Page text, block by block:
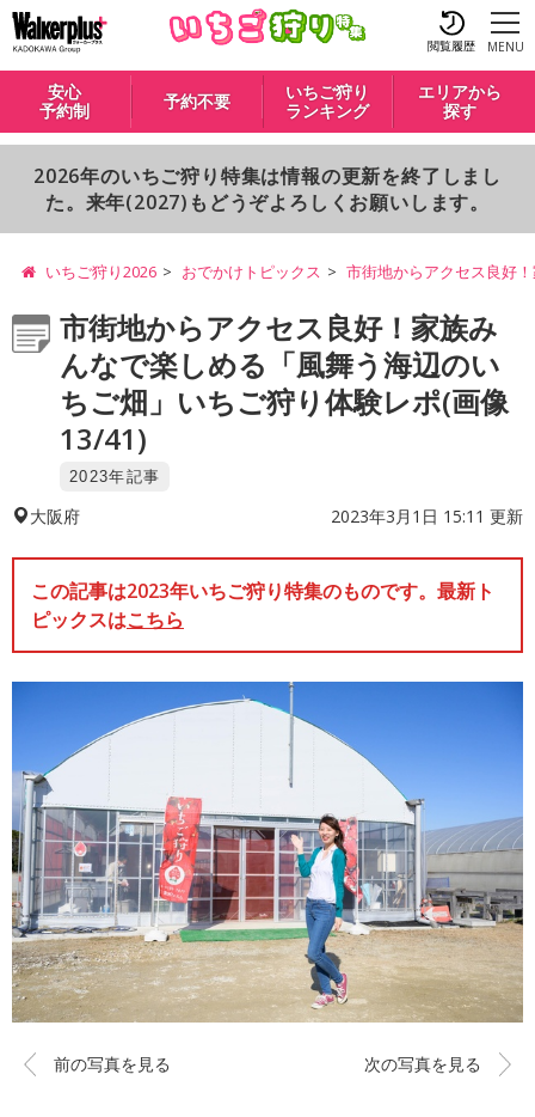
閲覧履歴 MENU
安心
予約制
予約不要
いちご狩り
ランキング
エリアから
探す
2026年のいちご狩り特集は情報の更新を終了しまし
た。来年(2027)もどうぞよろしくお願いします。
いちご狩り2026 おでかけトピックス 市街地からアクセス良好
市街地からアクセス良好！家族み
んなで楽しめる「風舞う海辺のい
ちご畑」いちご狩り体験レポ(画像
13/41)
2023年記事
大阪府 2023年3月1日 15:11 更新
この記事は2023年いちご狩り特集のものです。最新ト
ピックスはこちら
前の写真を見る 次の写真を見る